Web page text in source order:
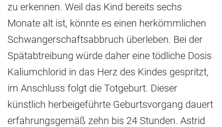
zu erkennen. Weil das Kind bereits sechs
Monate alt ist, könnte es einen herkömmlichen
Schwangerschaftsabbruch überleben. Bei der
Spätabtreibung würde daher eine tödliche Dosis
Kaliumchlorid in das Herz des Kindes gespritzt,
im Anschluss folgt die Totgeburt. Dieser
künstlich herbeigeführte Geburtsvorgang dauert
erfahrungsgemäß zehn bis 24 Stunden. Astrid